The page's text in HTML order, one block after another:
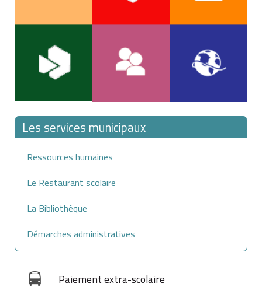
Les services municipaux
Ressources humaines
Le Restaurant scolaire
La Bibliothèque
Démarches administratives
Paiement extra-scolaire